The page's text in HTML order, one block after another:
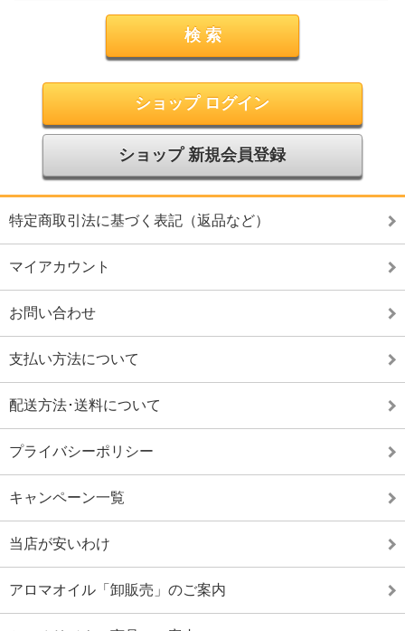
ショップ ログイン
ショップ 新規会員登録
特定商取引法に基づく表記（返品など）
マイアカウント
お問い合わせ
支払い方法について
配送方法･送料について
プライバシーポリシー
キャンペーン一覧
当店が安いわけ
アロマオイル「卸販売」のご案内